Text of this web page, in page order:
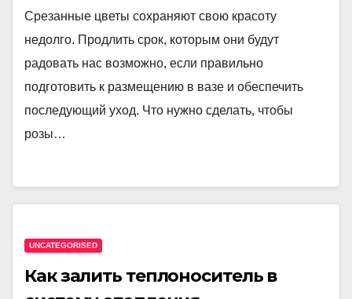
Срезанные цветы сохраняют свою красоту
недолго. Продлить срок, которым они будут
радовать нас возможно, если правильно
подготовить к размещению в вазе и обеспечить
последующий уход. Что нужно сделать, чтобы
розы…
UNCATEGORISED
Как залить теплоноситель в